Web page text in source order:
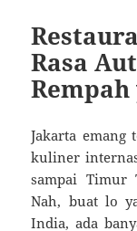
Rasa
Jakarta emang
kuliner
sampai Timur
Nah, buat lo
India, ada